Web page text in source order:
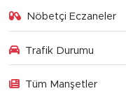
Nöbetçi Eczaneler
Trafik Durumu
Tüm Manşetler